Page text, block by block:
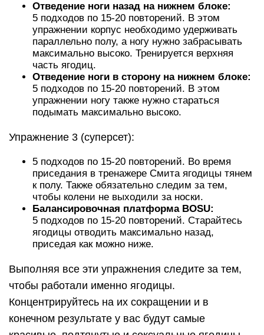
Отведение ноги назад на нижнем блоке:
5 подходов по 15-20 повторений. В этом
упражнении корпус необходимо удерживать
параллельно полу, а ногу нужно забрасывать
максимально высоко. Тренируется верхняя
часть ягодиц.
Отведение ноги в сторону на нижнем блоке:
5 подходов по 15-20 повторений. В этом
упражнении ногу также нужно стараться
подымать максимально высоко.
Упражнение 3 (суперсет):
5 подходов по 15-20 повторений. Во время
приседания в тренажере Смита ягодицы тянем
к полу. Также обязательно следим за тем,
чтобы колени не выходили за носки.
Балансировочная платформа ВOSU:
5 подходов по 15-20 повторений. Старайтесь
ягодицы отводить максимально назад,
приседая как можно ниже.
Выполняя все эти упражнения следите за тем,
чтобы работали именно ягодицы.
Концентрируйтесь на их сокращении и в
конечном результате у вас будут самые